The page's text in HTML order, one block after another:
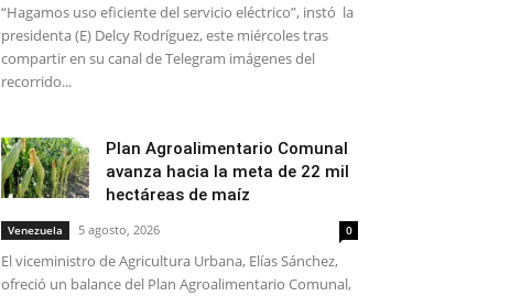
“Hagamos uso eficiente del servicio eléctrico”, instó la
presidenta (E) Delcy Rodríguez, este miércoles tras
compartir en su canal de Telegram imágenes del
recorrido...
Plan Agroalimentario Comunal
avanza hacia la meta de 22 mil
hectáreas de maíz
Venezuela 5 agosto, 2026 0
El viceministro de Agricultura Urbana, Elías Sánchez,
ofreció un balance del Plan Agroalimentario Comunal,